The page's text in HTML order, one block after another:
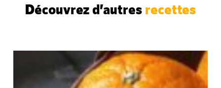
Découvrez d’autres recettes